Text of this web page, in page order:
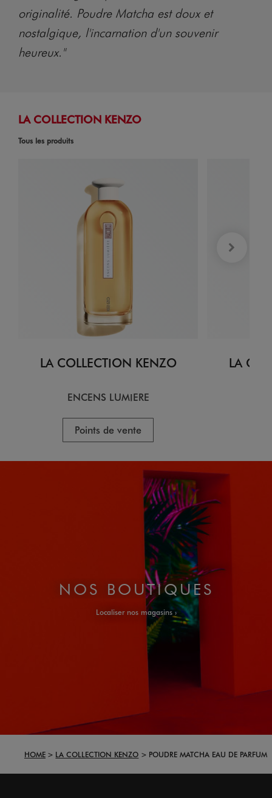
originalité. Poudre Matcha est doux et
nostalgique, l'incarnation d'un souvenir
heureux."
LA COLLECTION KENZO
Tous les produits
LA COLLECTION KENZO
ENCENS LUMIERE
Points de vente
LA
NOS BOUTIQUES
Localiser nos magasins
HOME LA COLLECTION KENZO POUDRE MATCHA EAU DE PARFUM